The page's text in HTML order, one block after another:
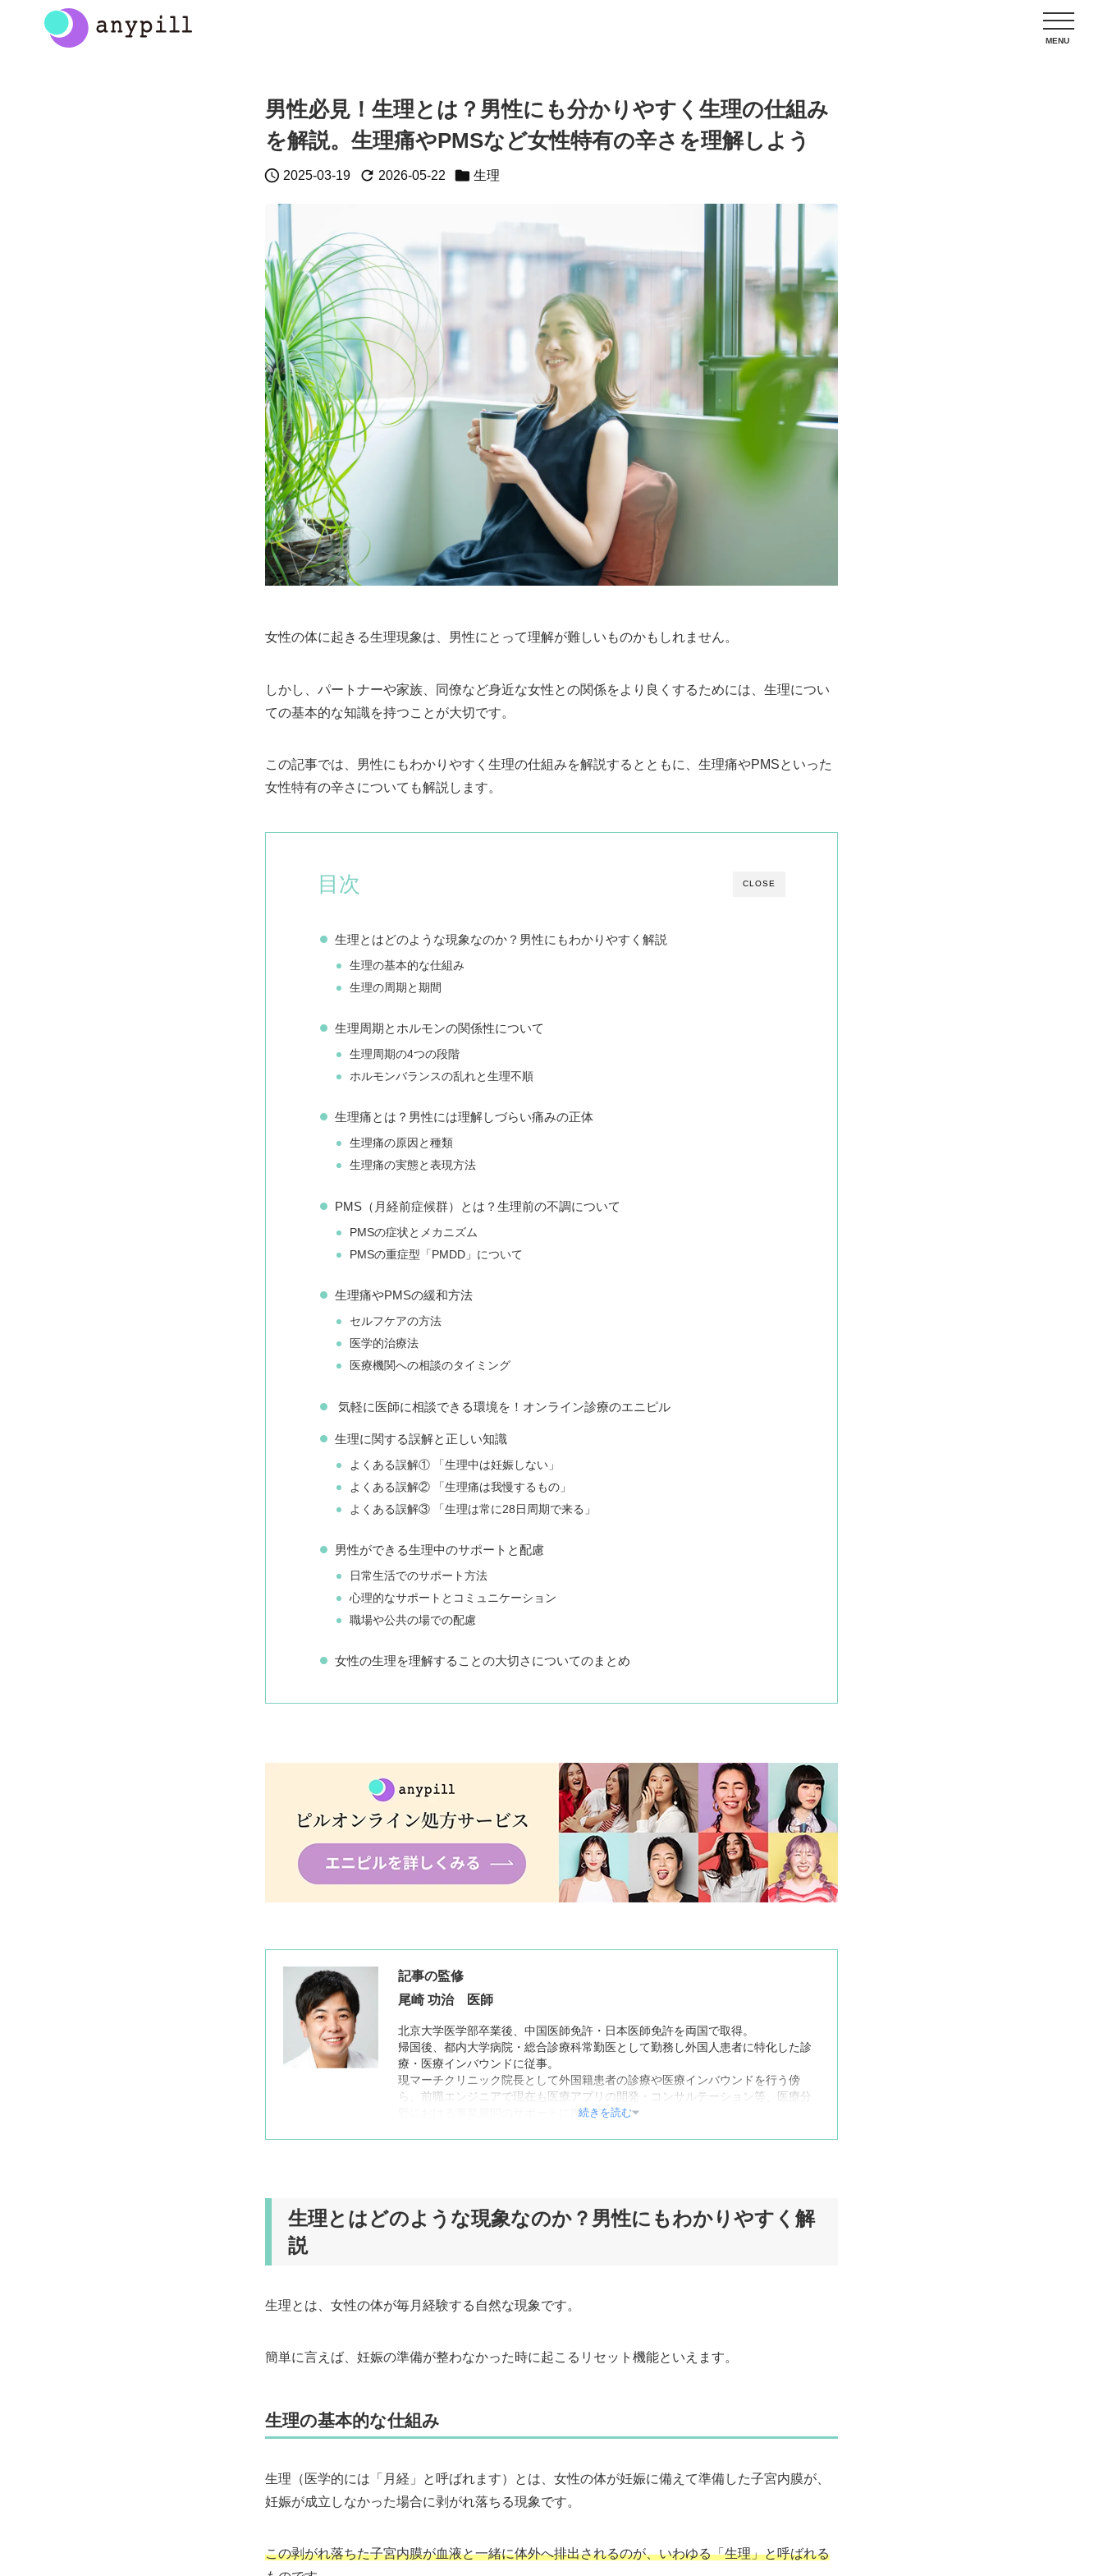
男性必見！生理とは？男性にも分かりやすく生理の仕組み
を解説。生理痛やPMSなど女性特有の辛さを理解しよう
 2025-03-19  2026-05-22  生理
女性の体に起きる生理現象は、男性にとって理解が難しいものかもしれません。
しかし、パートナーや家族、同僚など身近な女性との関係をより良くするためには、生理につい
ての基本的な知識を持つことが大切です。
この記事では、男性にもわかりやすく生理の仕組みを解説するとともに、生理痛やPMSといった
女性特有の辛さについても解説します。
CLOSE
目次
生理とはどのような現象なのか？男性にもわかりやすく解説
生理の基本的な仕組み
生理の周期と期間
生理周期とホルモンの関係性について
生理周期の4つの段階
ホルモンバランスの乱れと生理不順
生理痛とは？男性には理解しづらい痛みの正体
生理痛の原因と種類
生理痛の実態と表現方法
PMS（月経前症候群）とは？生理前の不調について
PMSの症状とメカニズム
PMSの重症型「PMDD」について
生理痛やPMSの緩和方法
セルフケアの方法
医学的治療法
医療機関への相談のタイミング
気軽に医師に相談できる環境を！オンライン診療のエニピル
生理に関する誤解と正しい知識
よくある誤解① 「生理中は妊娠しない」
よくある誤解② 「生理痛は我慢するもの」
よくある誤解③ 「生理は常に28日周期で来る」
男性ができる生理中のサポートと配慮
日常生活でのサポート方法
心理的なサポートとコミュニケーション
職場や公共の場での配慮
女性の生理を理解することの大切さについてのまとめ
記事の監修
尾崎 功治 医師
北京大学医学部卒業後、中国医師免許・日本医師免許を両国で取得。
帰国後、都内大学病院・総合診療科常勤医として勤務し外国人患者に特化した診
療・医療インバウンドに従事。
現マーチクリニック院長として外国籍患者の診療や医療インバウンドを行う傍
ら、前職エンジニアで現在も医療アプリの開発・コンサルテーション等、医療分
野における事業展開のサポートに携わる。
続きを読む
生理とはどのような現象なのか？男性にもわかりやすく解
説
生理とは、女性の体が毎月経験する自然な現象です。
簡単に言えば、妊娠の準備が整わなかった時に起こるリセット機能といえます。
生理の基本的な仕組み
生理（医学的には「月経」と呼ばれます）とは、女性の体が妊娠に備えて準備した子宮内膜が、
妊娠が成立しなかった場合に剥がれ落ちる現象です。
この剥がれ落ちた子宮内膜が血液と一緒に体外へ排出されるのが、いわゆる「生理」と呼ばれる